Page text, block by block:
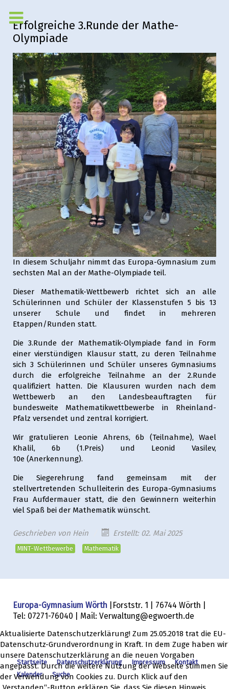
Erfolgreiche 3.Runde der Mathe-
Olympiade
In diesem Schuljahr nimmt das Europa-Gymnasium zum
sechsten Mal an der Mathe-Olympiade teil.
Dieser Mathematik-Wettbewerb richtet sich an alle
Schülerinnen und Schüler der Klassenstufen 5 bis 13
unserer Schule und findet in mehreren
Etappen/Runden statt.
Die 3.Runde der Mathematik-Olympiade fand in Form
einer vierstündigen Klausur statt, zu deren Teilnahme
sich 3 Schülerinnen und Schüler unseres Gymnasiums
durch die erfolgreiche Teilnahme an der 2.Runde
qualifiziert hatten. Die Klausuren wurden nach dem
Wettbewerb an den Landesbeauftragten für
bundesweite Mathematikwettbewerbe in Rheinland-
Pfalz versendet und zentral korrigiert.
Wir gratulieren Leonie Ahrens, 6b (Teilnahme), Wael
Khalil, 6b (1.Preis) und Leonid Vasilev,
10e (Anerkennung).
Die Siegerehrung fand gemeinsam mit der
stellvertretenden Schulleiterin des Europa-Gymnasiums
Frau Aufdermauer statt, die den Gewinnern weiterhin
viel Spaß bei der Mathematik wünscht.
Geschrieben von Hein Erstellt: 02. Mai 2025
MINT-Wettbewerbe Mathematik
Europa-Gymnasium Wörth |Forststr. 1 | 76744 Wörth |
Tel: 07271-76040 | Mail: Verwaltung@egwoerth.de
Startseite Datenschutzerklärung Impressum
Kontakt
Kalender
Suche
Aktualisierte Datenschutzerklärung! Zum 25.05.2018 trat die EU-
Datenschutz-Grundverordnung in Kraft. In dem Zuge haben wir
unsere Datenschutzerklärung an die neuen Vorgaben
angepasst. Durch die weitere Nutzung der Webseite stimmen Sie
der Verwendung von Cookies zu. Durch Klick auf den